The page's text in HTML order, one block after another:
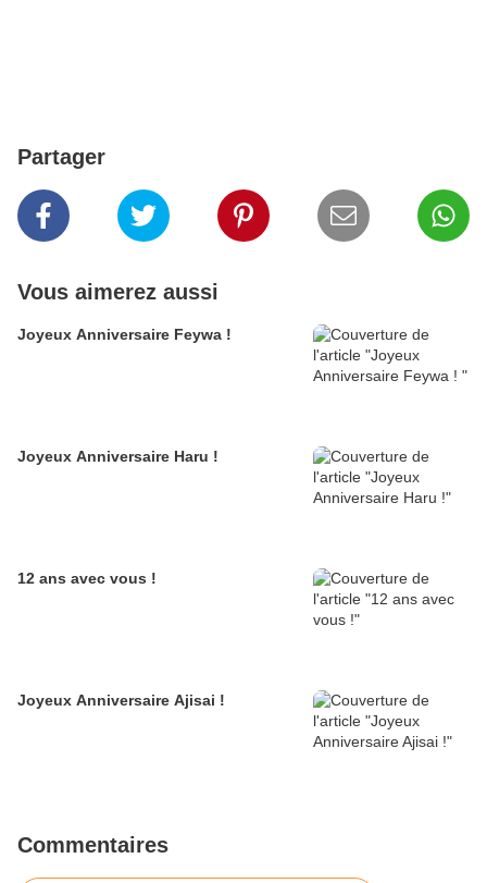
Partager
Vous aimerez aussi
Joyeux Anniversaire Feywa !
Joyeux Anniversaire Haru !
12 ans avec vous !
Joyeux Anniversaire Ajisai !
Commentaires